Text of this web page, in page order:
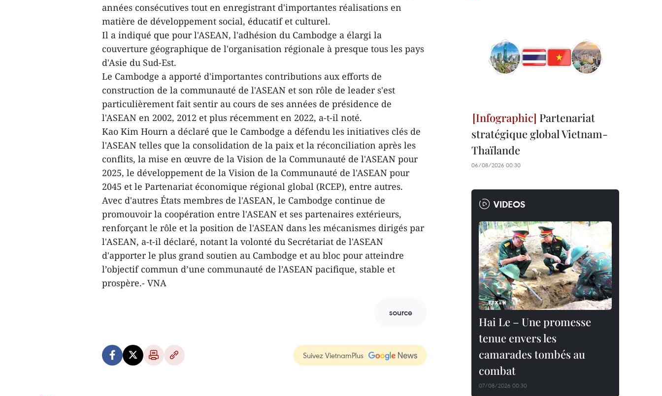
années consécutives tout en enregistrant d'importantes réalisations en
matière de développement social, éducatif et culturel.
Il a indiqué que pour l'ASEAN, l'adhésion du Cambodge a élargi la
couverture géographique de l'organisation régionale à presque tous les pays
d'Asie du Sud-Est.
Le Cambodge a apporté d'importantes contributions aux efforts de
construction de la communauté de l'ASEAN et son rôle de leader s'est
particulièrement fait sentir au cours de ses années de présidence de
l'ASEAN en 2002, 2012 et plus récemment en 2022, a-t-il noté.
Kao Kim Hourn a déclaré que le Cambodge a défendu les initiatives clés de
l'ASEAN telles que la consolidation de la paix et la réconciliation après les
conflits, la mise en œuvre de la Vision de la Communauté de l'ASEAN pour
2025, le développement de la Vision de la Communauté de l'ASEAN pour
2045 et le Partenariat économique régional global (RCEP), entre autres.
Avec d'autres États membres de l'ASEAN, le Cambodge continue de
promouvoir la coopération entre l'ASEAN et ses partenaires extérieurs,
renforçant le rôle et la position de l'ASEAN dans les mécanismes dirigés par
l'ASEAN, a-t-il déclaré, notant la volonté du Secrétariat de l'ASEAN
d'apporter le plus grand soutien au Cambodge et au bloc pour atteindre
l’objectif commun d’une communauté de l’ASEAN pacifique, stable et
prospère.- VNA
source
Suivez VietnamPlus
Partenariat
stratégique global Vietnam-
Thaïlande
06/08/2026 00:30
VIDEOS
Hai Le – Une promesse
tenue envers les
camarades tombés au
combat
07/08/2026 00:30